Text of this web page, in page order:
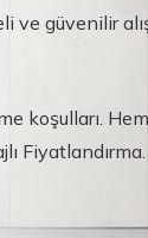
ve güvenilir
koşulları.
Fiyatlandırma.